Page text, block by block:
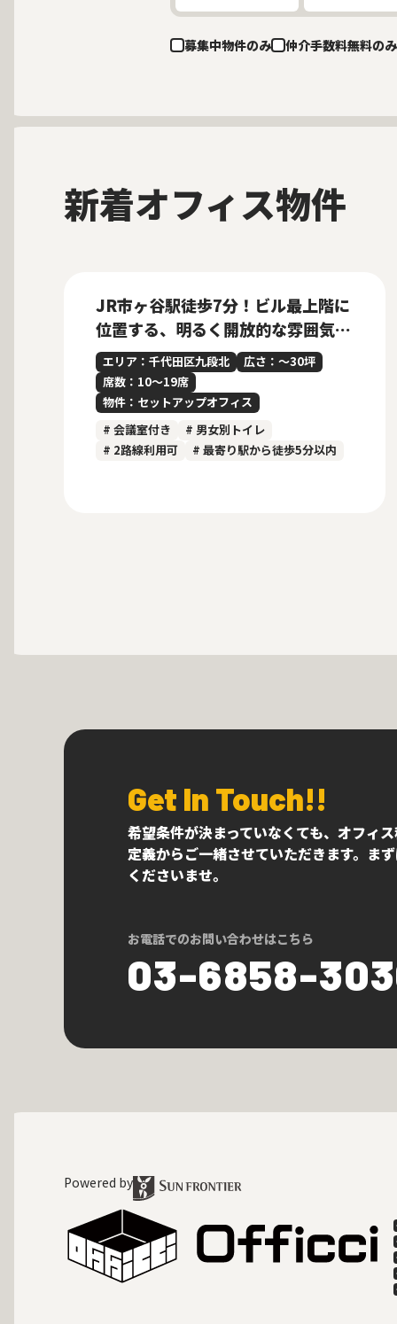
募集中物件のみ 仲介手数料無料のみ
新着オフィス物件
JR市ヶ谷駅徒歩7分！ビル最上階に
位置する、明るく開放的な雰囲気の
内装付きセットアップオフィス
エリア：千代田区九段北
広さ：〜30坪
席数：10〜19席
物件：セットアップオフィス
# 会議室付き
# 男女別トイレ
# 2路線利用可
# 最寄り駅から徒歩5分以内
Get In Touch!!
希望条件が決まっていなくても、オフィ
定義からご一緒させていただきます。ま
くださいませ。
お電話でのお問い合わせはこちら
03-6858-
Powered by